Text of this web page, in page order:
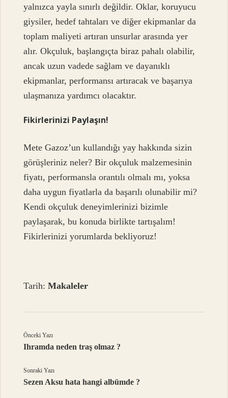
yalnızca yayla sınırlı değildir. Oklar, koruyucu
giysiler, hedef tahtaları ve diğer ekipmanlar da
toplam maliyeti artıran unsurlar arasında yer
alır. Okçuluk, başlangıçta biraz pahalı olabilir,
ancak uzun vadede sağlam ve dayanıklı
ekipmanlar, performansı artıracak ve başarıya
ulaşmanıza yardımcı olacaktır.
Fikirlerinizi Paylaşın!
Mete Gazoz’un kullandığı yay hakkında sizin
görüşleriniz neler? Bir okçuluk malzemesinin
fiyatı, performansla orantılı olmalı mı, yoksa
daha uygun fiyatlarla da başarılı olunabilir mi?
Kendi okçuluk deneyimlerinizi bizimle
paylaşarak, bu konuda birlikte tartışalım!
Fikirlerinizi yorumlarda bekliyoruz!
Tarih:Makaleler
Önceki Yazı
Ihramda neden traş olmaz ?
Sonraki Yazı
Sezen Aksu hata hangi albümde ?